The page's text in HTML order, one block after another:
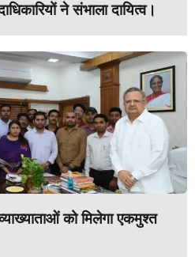
ने संभाला दायित्व।
को मिलेगा एकमुश्त